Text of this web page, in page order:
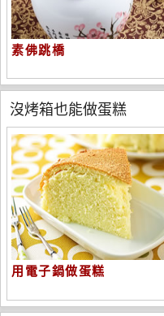
素佛跳橋
沒烤箱也能做蛋糕
用電子鍋做蛋糕